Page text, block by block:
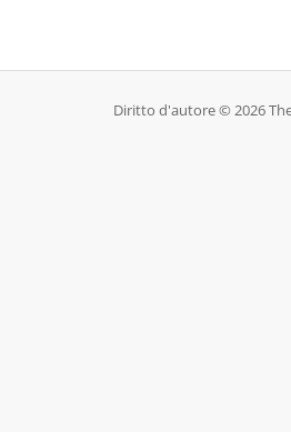
Diritto d'autore © 2026